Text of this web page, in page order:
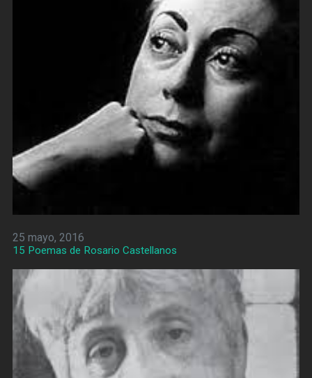
25 mayo, 2016
15 Poemas de Rosario Castellanos